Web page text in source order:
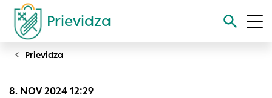
Prievidza
Vyhľadávanie
Prievidza
8. NOV 2024 12:29